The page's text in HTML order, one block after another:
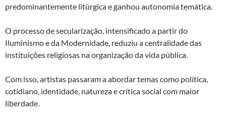
predominantemente litúrgica e ganhou autonomia temática.
O processo de secularização, intensificado a partir do
Iluminismo e da Modernidade, reduziu a centralidade das
instituições religiosas na organização da vida pública.
Com isso, artistas passaram a abordar temas como política,
cotidiano, identidade, natureza e crítica social com maior
liberdade.